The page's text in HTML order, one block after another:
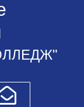
обращение